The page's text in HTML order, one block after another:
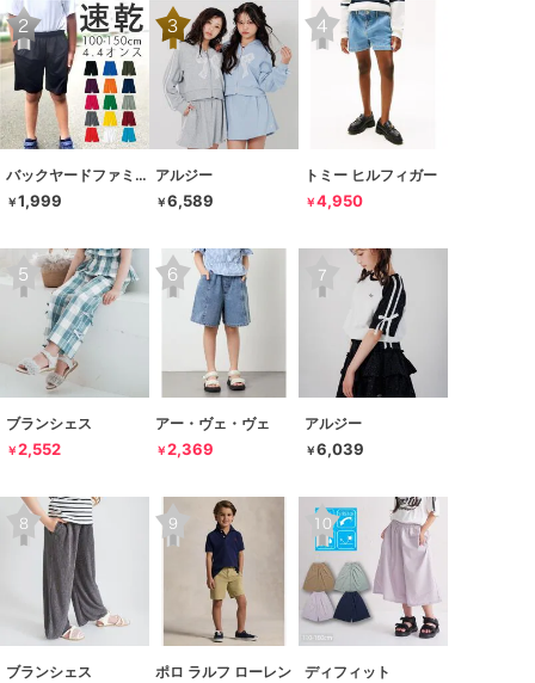
バックヤードファミリー
￥1,999
アルジー
￥6,589
トミー ヒルフィガー
￥4,950
ブランシェス
￥2,552
アー・ヴェ・ヴェ
￥2,369
アルジー
￥6,039
ブランシェス ポロ ラルフ ローレン ディフィット